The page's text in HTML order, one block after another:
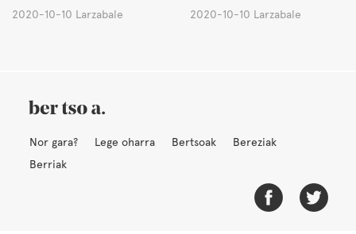
2020-10-10 Larzabale 2020-10-10 Larzabale
Nor gara? Lege oharra Bertsoak
Bereziak
Berriak